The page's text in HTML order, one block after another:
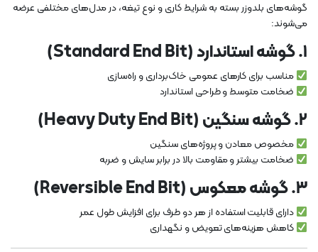
گوشه‌های بلدوزر بسته به شرایط کاری و نوع تیغه، در مدل‌های مختلفی عرضه
می‌شوند:
۱. گوشه استاندارد (Standard End Bit)
مناسب برای کارهای عمومی خاک‌برداری و راه‌سازی
ضخامت متوسط و طراحی استاندارد
۲. گوشه سنگین (Heavy Duty End Bit)
مخصوص معادن و پروژه‌های سنگین
ضخامت بیشتر و مقاومت بالا در برابر سایش و ضربه
۳. گوشه معکوس (Reversible End Bit)
دارای قابلیت استفاده از هر دو طرف برای افزایش طول عمر
کاهش هزینه‌های تعویض و نگهداری